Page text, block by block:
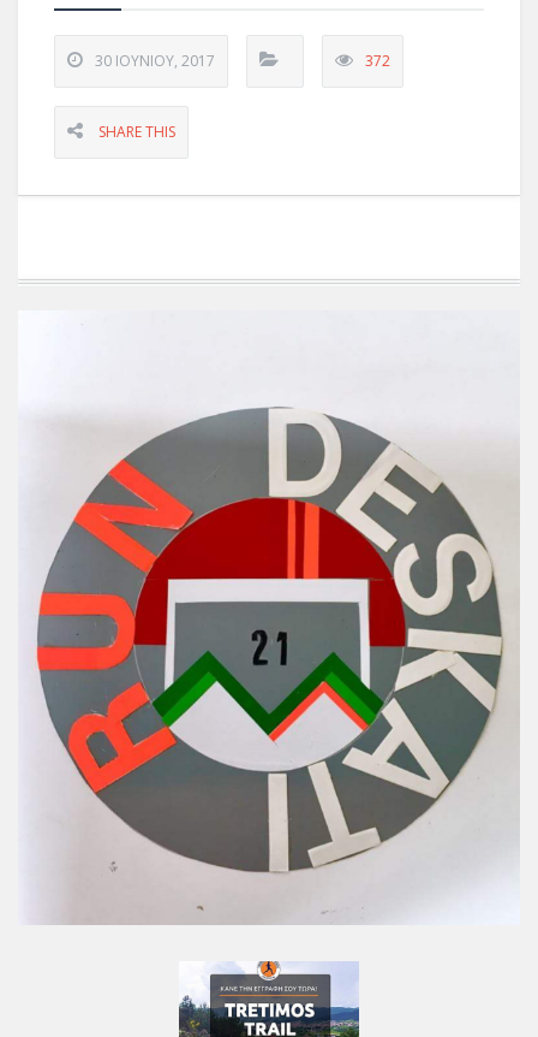
30 ΙΟΥΝΊΟΥ, 2017 372
SHARE THIS